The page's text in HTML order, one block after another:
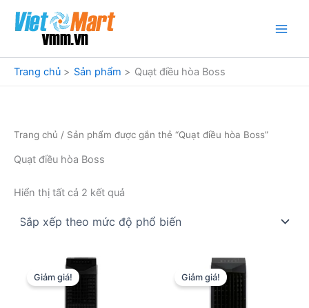
dung
Trang chủ
Sản phẩm Quạt điều hòa Boss
Trang chủ / Sản phẩm được gắn thẻ “Quạt điều hòa Boss”
Quạt điều hòa Boss
Hiển thị tất cả 2 kết quả
theo
mức
Giảm giá! Giảm giá!